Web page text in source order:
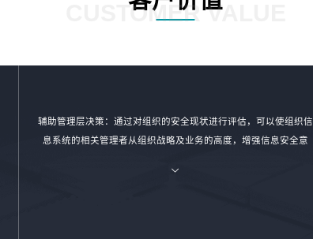
CUSTOMER VALUE
辅助管理层决策：通过对组织的安全现状进行评估，可以使组织信
息系统的相关管理者从组织战略及业务的高度，增强信息安全意